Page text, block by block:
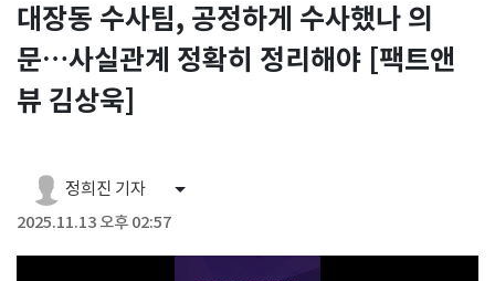
대장동 수사팀, 공정하게 수사했나 의
문…사실관계 정확히 정리해야 [팩트앤
뷰 김상욱]
정희진 기자
2025.11.13 오후 02:57